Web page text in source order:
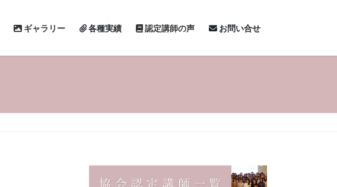
ギャラリー 各種実績 認定講師の声 お問い合せ